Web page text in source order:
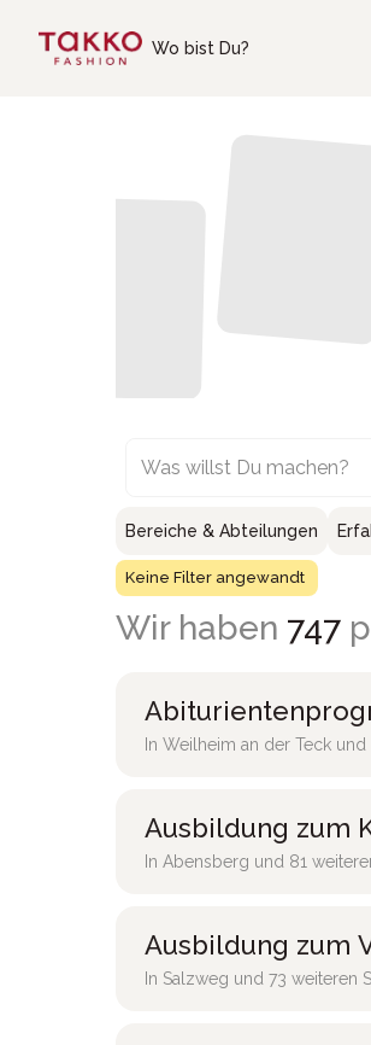
Wo bist Du?
Was willst Du machen?
Bereiche & Abteilungen
Keine Filter angewandt
Wir haben 747
In Weilheim an der Teck
Ausbildung zum
In Abensberg und 81
Ausbildung zum
In Salzweg und 73 weiteren